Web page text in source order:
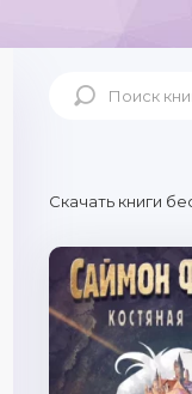
Скачать книги